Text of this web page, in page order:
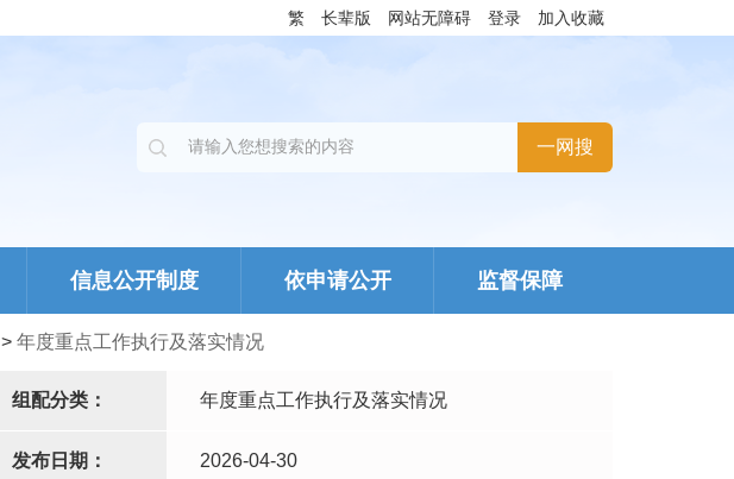
繁 长辈版 网站无障碍 登录 加入收藏
信息公开制度 依申请公开 监督保障
> 年度重点工作执行及落实情况
组配分类： 年度重点工作执行及落实情况
发布日期： 2026-04-30